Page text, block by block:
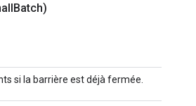
Batch)
si la barrière est déjà fermée.